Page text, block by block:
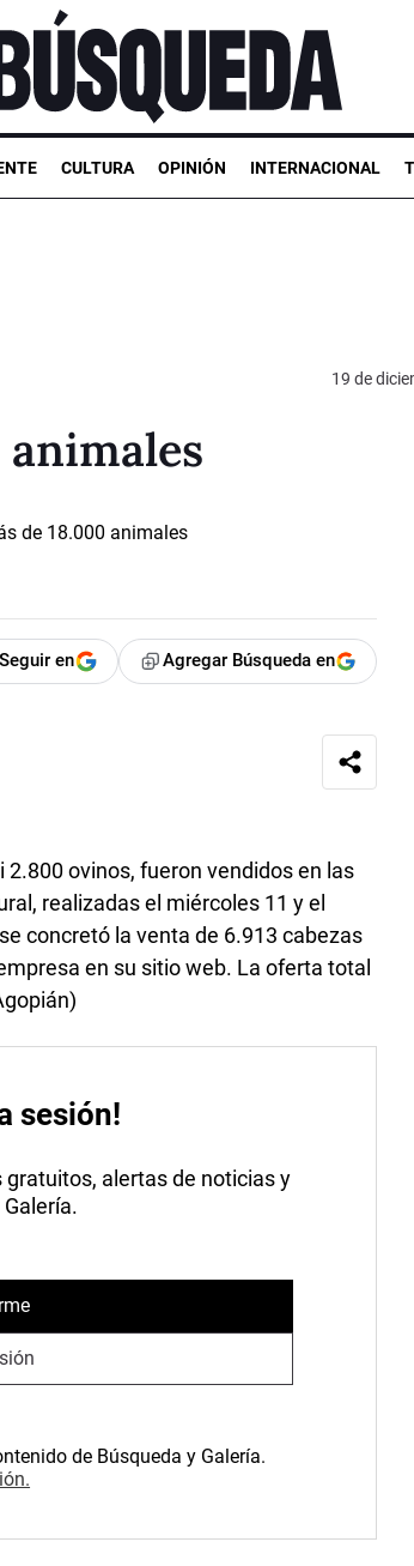
CULTURA OPINIÓN INTERNACIONAL
19 de
animales
en Agregar Búsqueda en
ovinos, fueron vendidos en las
realizadas el miércoles 11 y el
concretó la venta de 6.913 cabezas
en su sitio web. La oferta total
sesión!
alertas de noticias y
de Búsqueda y Galería.